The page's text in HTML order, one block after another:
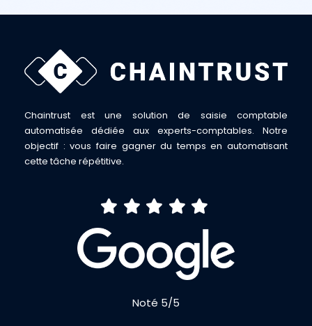
Chaintrust est une solution de saisie comptable
automatisée dédiée aux experts-comptables. Notre
objectif : vous faire gagner du temps en automatisant
cette tâche répétitive.
Noté 5/5